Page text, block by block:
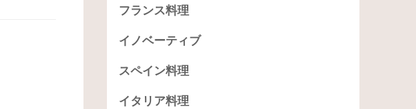
フランス料理
イノベーティブ
スペイン料理
イタリア料理